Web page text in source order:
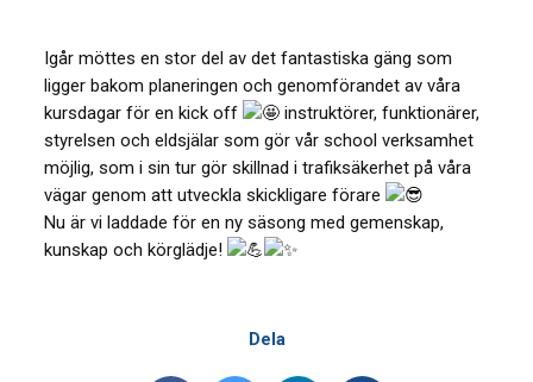
Igår möttes en stor del av det fantastiska gäng som
ligger bakom planeringen och genomförandet av våra
kursdagar för en kick off
instruktörer, funktionärer,
styrelsen och eldsjälar som gör vår school verksamhet
möjlig, som i sin tur gör skillnad i trafiksäkerhet på våra
vägar genom att utveckla skickligare förare
Nu är vi laddade för en ny säsong med gemenskap,
kunskap och körglädje!
Dela